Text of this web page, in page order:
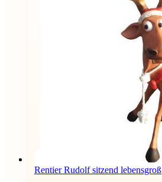
Rentier Rudolf sitzend lebensgroß